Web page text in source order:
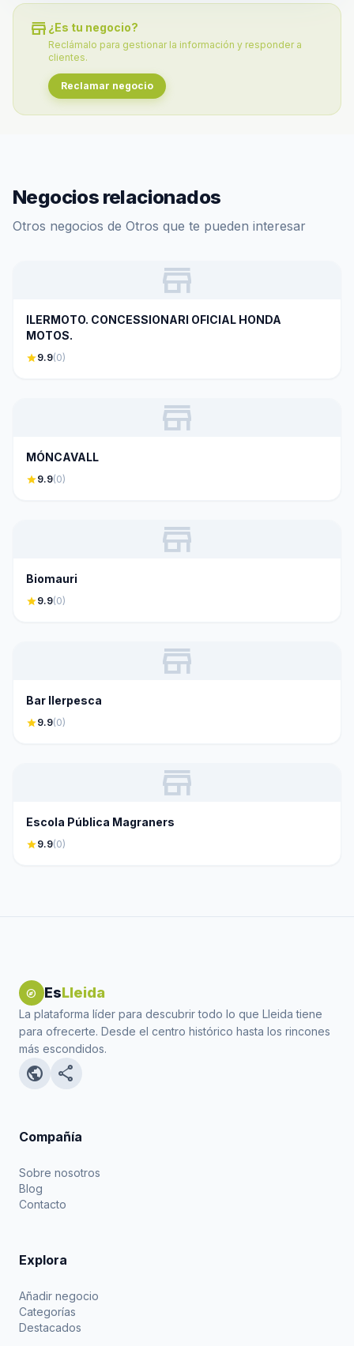
store ¿Es tu negocio?
Reclámalo para gestionar la información y responder a
clientes.
Reclamar negocio
Negocios relacionados
Otros negocios de Otros que te pueden interesar
store
ILERMOTO. CONCESSIONARI OFICIAL HONDA
MOTOS.
star9.9(0)
store
MÓNCAVALL
star9.9(0)
store
Biomauri
star9.9(0)
store
Bar Ilerpesca
star9.9(0)
store
Escola Pública Magraners
star9.9(0)
explore EsLleida
La plataforma líder para descubrir todo lo que Lleida tiene
para ofrecerte. Desde el centro histórico hasta los rincones
más escondidos.
public share
Compañía
Sobre nosotros
Blog
Contacto
Explora
Añadir negocio
Categorías
Destacados